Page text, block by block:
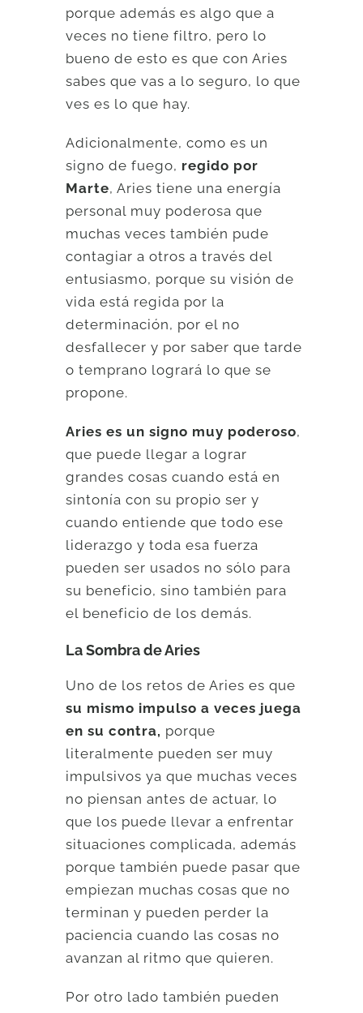
porque además es algo que a
veces no tiene filtro, pero lo
bueno de esto es que con Aries
sabes que vas a lo seguro, lo que
ves es lo que hay.
Adicionalmente, como es un
signo de fuego, regido por
Marte, Aries tiene una energía
personal muy poderosa que
muchas veces también pude
contagiar a otros a través del
entusiasmo, porque su visión de
vida está regida por la
determinación, por el no
desfallecer y por saber que tarde
o temprano logrará lo que se
propone.
Aries es un signo muy poderoso,
que puede llegar a lograr
grandes cosas cuando está en
sintonía con su propio ser y
cuando entiende que todo ese
liderazgo y toda esa fuerza
pueden ser usados no sólo para
su beneficio, sino también para
el beneficio de los demás.
La Sombra de Aries
Uno de los retos de Aries es que
su mismo impulso a veces juega
en su contra, porque
literalmente pueden ser muy
impulsivos ya que muchas veces
no piensan antes de actuar, lo
que los puede llevar a enfrentar
situaciones complicada, además
porque también puede pasar que
empiezan muchas cosas que no
terminan y pueden perder la
paciencia cuando las cosas no
avanzan al ritmo que quieren.
Por otro lado también pueden